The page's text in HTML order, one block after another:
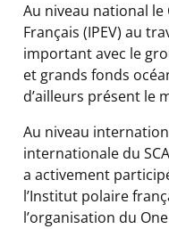
Au niveau national
Français (IPEV) au
important avec le
et grands fonds
d’ailleurs présent le
Au niveau
internationale du
a activement
l’Institut polaire
l’organisation du